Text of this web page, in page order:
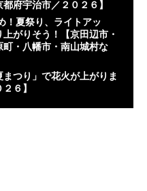
府宇治市／２０２６】
！夏祭り、ライトアッ
がりそう！【京田辺市・
・八幡市・南山城村な
つり」で花火が上がりま
６】